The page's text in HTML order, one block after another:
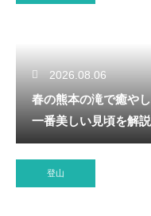
2026.08.06
春の熊本の滝で癒や
一番美しい見頃を解説
登山